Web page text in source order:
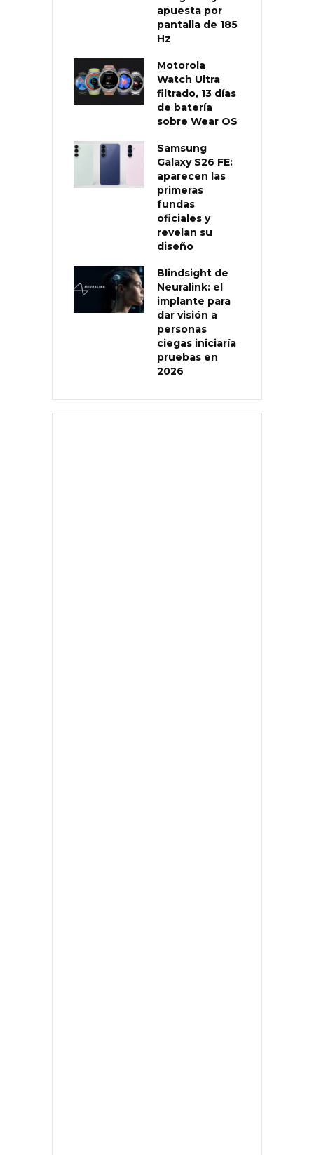
apuesta por
pantalla de 185
Hz
Motorola
Watch Ultra
filtrado, 13 días
de batería
sobre Wear OS
Samsung
Galaxy S26 FE:
aparecen las
primeras
fundas
oficiales y
revelan su
diseño
Blindsight de
Neuralink: el
implante para
dar visión a
personas
ciegas iniciaría
pruebas en
2026